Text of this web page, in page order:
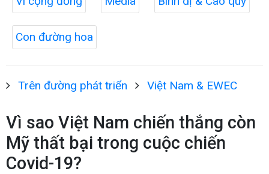
Con đường hoa
Trên đường phát triển Việt Nam & EWEC
Vì sao Việt Nam chiến thắng còn
Mỹ thất bại trong cuộc chiến
Covid-19?